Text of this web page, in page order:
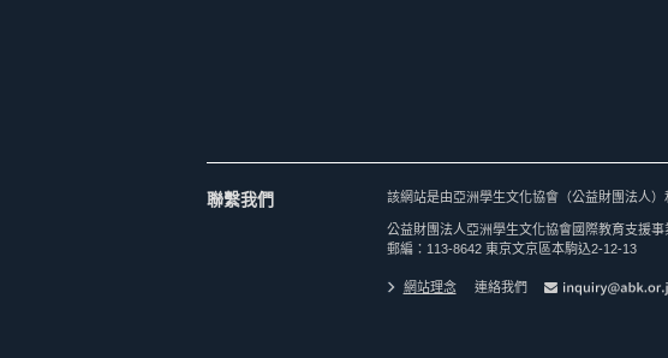
聯繫我們 該網站是由亞洲學生文化協會（公益財團法人
公益財團法人亞洲學生文化協會國際教育支援事
郵編：113-8642 東京文京區本駒込2-12-13
網站理念 連絡我們